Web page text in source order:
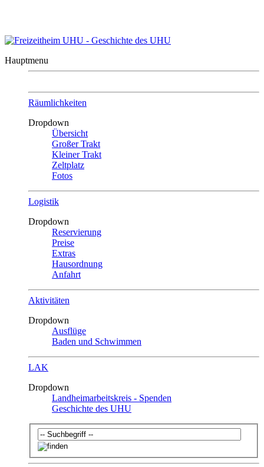
Hauptmenu
Räumlichkeiten
Dropdown
Übersicht
Großer Trakt
Kleiner Trakt
Zeltplatz
Fotos
Logistik
Dropdown
Reservierung
Preise
Extras
Hausordnung
Anfahrt
Aktivitäten
Dropdown
Ausflüge
Baden und Schwimmen
LAK
Dropdown
Landheimarbeitskreis - Spenden
Geschichte des UHU